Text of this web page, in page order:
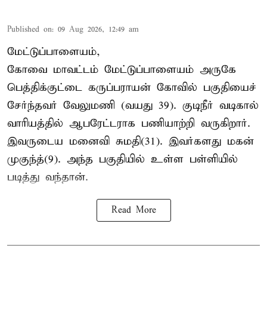
Published on: 09 Aug 2026, 12:49 am
மேட்டுப்பாளையம்,
கோவை மாவட்டம் மேட்டுப்பாளையம் அருகே
பெத்திக்குட்டை கருப்பராயன் கோவில் பகுதியைச்
சேர்ந்தவர் வேலுமணி (வயது 39). குடிநீர் வடிகால்
வாரியத்தில் ஆபரேட்டராக பணியாற்றி வருகிறார்.
இவருடைய மனைவி சுமதி(31). இவர்களது மகன்
முகுந்த்(9). அந்த பகுதியில் உள்ள பள்ளியில்
படித்து வந்தான்.
Read More